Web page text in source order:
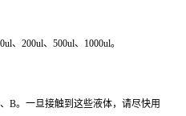
、200ul、500ul、1000ul。
B。一旦接触到这些液体，请尽快用